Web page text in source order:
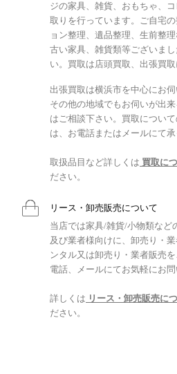
ジの家具、雑貨、おもちゃ、
取りを行っています。ご自宅
ョン整理、遺品整理、生前整
古い家具、雑貨類等ございま
い。買取は店頭買取、出張買取
出張買取は横浜市を中心にお
その他の地域でもお伺いが出
はご相談下さい。買取につい
は、お電話またはメールにて承
取扱品目など詳しくは 買取に
ださい。
リース・卸売販売について
当店では家具/雑貨/小物類など
及び業者様向けに、卸売り・
ンタル又は卸売り・業者販売
電話、メールにてお気軽にお問
詳しくは リース・卸売販売に
ださい。